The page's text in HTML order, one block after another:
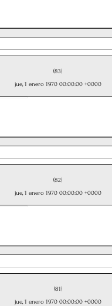
(83)
jue, 1 enero 1970 00:00:00 +0000
(82)
jue, 1 enero 1970 00:00:00 +0000
(81)
jue, 1 enero 1970 00:00:00 +0000